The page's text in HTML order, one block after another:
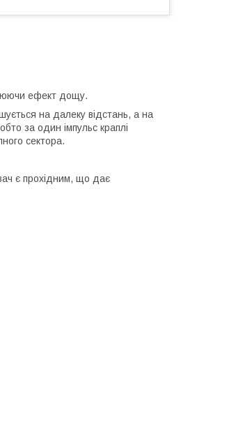
ефект дощу.
на далеку відстань, а на
за один імпульс краплі
сектора.
є прохідним, що дає